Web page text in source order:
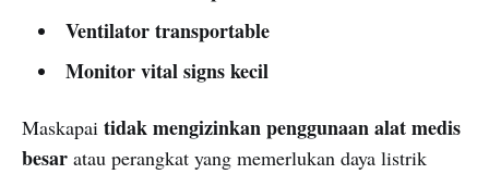
Ventilator transportable
Monitor vital signs kecil
Maskapai tidak mengizinkan penggunaan alat medis
besar atau perangkat yang memerlukan daya listrik